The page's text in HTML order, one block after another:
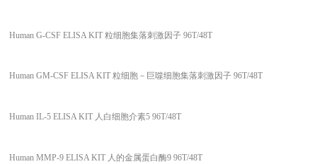
Human G-CSF ELISA KIT 粒细胞集落刺激因子 96T/48T
Human GM-CSF ELISA KIT 粒细胞－巨噬细胞集落刺激因子 96T/48T
Human IL-5 ELISA KIT 人白细胞介素5 96T/48T
Human MMP-9 ELISA KIT 人的金属蛋白酶9 96T/48T